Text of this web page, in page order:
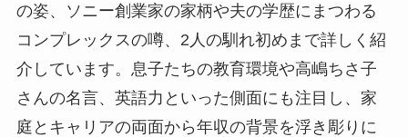
の姿、ソニー創業家の家柄や夫の学歴にまつわる
コンプレックスの噂、2人の馴れ初めまで詳しく紹
介しています。息子たちの教育環境や高嶋ちさ子
さんの名言、英語力といった側面にも注目し、家
庭とキャリアの両面から年収の背景を浮き彫りに